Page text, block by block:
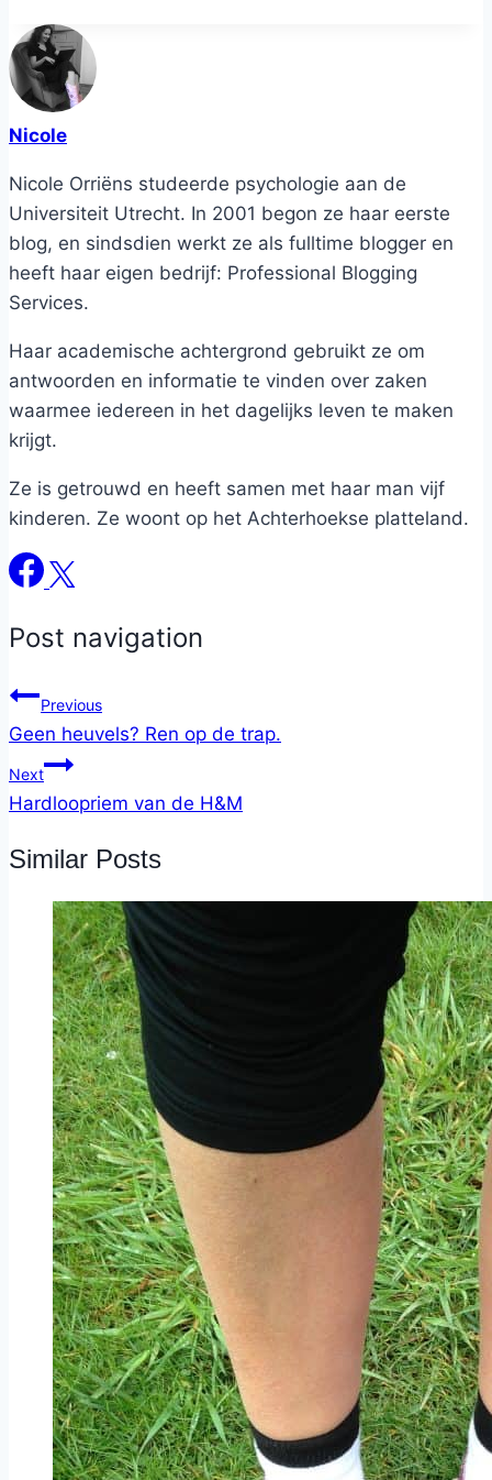
Nicole
Nicole Orriëns studeerde psychologie aan de
Universiteit Utrecht. In 2001 begon ze haar eerste
blog, en sindsdien werkt ze als fulltime blogger en
heeft haar eigen bedrijf: Professional Blogging
Services.
Haar academische achtergrond gebruikt ze om
antwoorden en informatie te vinden over zaken
waarmee iedereen in het dagelijks leven te maken
krijgt.
Ze is getrouwd en heeft samen met haar man vijf
kinderen. Ze woont op het Achterhoekse platteland.
Post navigation
Previous
Geen heuvels? Ren op de trap.
Next
Hardloopriem van de H&M
Similar Posts